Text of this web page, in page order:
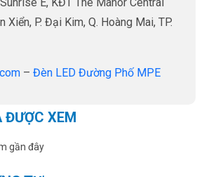
Xiển, P. Đại Kim, Q. Hoàng Mai, TP.
– Đèn LED Đường Phố MPE
ĐƯỢC XEM
gần đây